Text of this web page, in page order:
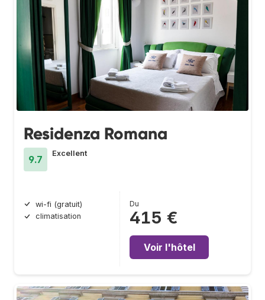
Residenza Romana
9.7
Excellent
wi-fi (gratuit)
climatisation
Du
415 €
Voir l'hôtel